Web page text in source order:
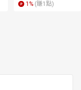
1 % (賺1 點)